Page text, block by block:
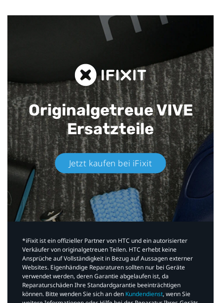
Originalgetreue VIVE
Ersatzteile
Jetzt kaufen bei iFixit​
*iFixit ist ein offizieller Partner von HTC und ein autorisierter
Verkäufer von originalgetreuen Teilen. HTC erhebt keine
Ansprüche auf Vollständigkeit in Bezug auf Aussagen externer
Websites. Eigenhändige Reparaturen sollten nur bei Geräte
verwendet werden, deren Garantie abgelaufen ist, da
Reparaturschäden Ihre Standardgarantie beeinträchtigen
können. Bitte wenden Sie sich an den Kundendienst, wenn Sie